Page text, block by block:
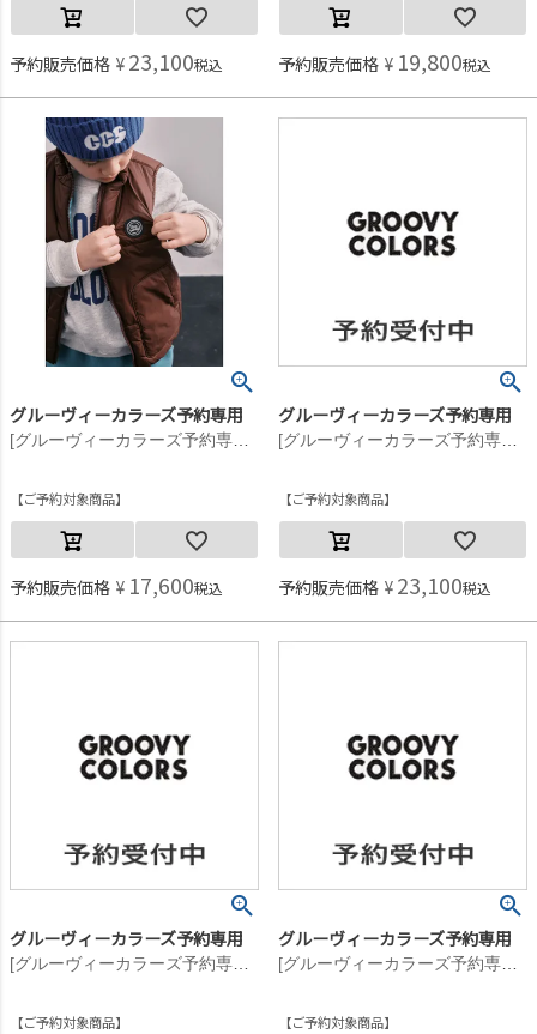
予約販売価格 ¥ 23,100税込 予約販売価格 ¥ 19,800税込
グルーヴィーカラーズ予約専用
[グルーヴィーカラーズ予約専用] ナイロンタフタ PADDING VEST【10月入荷予定】 13WNワイン
ご予約対象商品
予約販売価格 ¥ 17,600税込
グルーヴィーカラーズ予約専用
[グルーヴィーカラーズ予約専用] シープボア JK【10月入荷予定】 11OW生成
ご予約対象商品
予約販売価格 ¥ 23,100税込
グルーヴィーカラーズ予約専用
[グルーヴィーカラーズ予約専用] シープボア JK【10月入荷予定】 11OW生成
ご予約対象商品
グルーヴィーカラーズ予約専用
[グルーヴィーカラーズ予約専用] シープボア JK【10月入荷予定】 11OW生成
ご予約対象商品